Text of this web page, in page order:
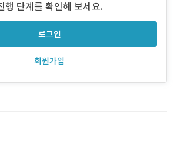
행 단계를 확인해 보세요.
로그인
회원가입